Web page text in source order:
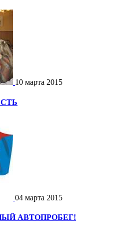
10 марта 2015
04 марта 2015
АВТОПРОБЕГ!